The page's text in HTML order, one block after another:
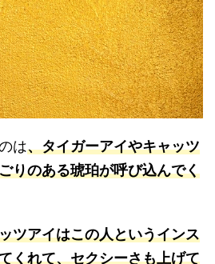
は、タイガーアイやキャッツ
りのある琥珀が呼び込んでく
ツアイはこの人というインス
くれて、セクシーさも上げて